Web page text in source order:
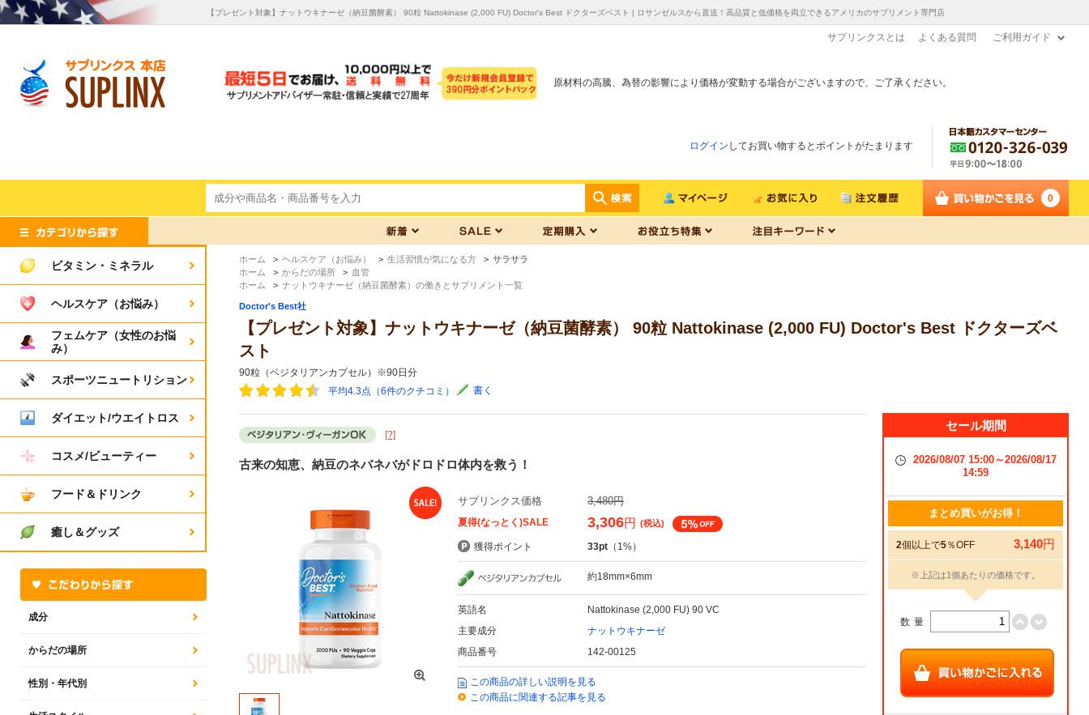
【プレゼント対象】ナットウキナーゼ（納豆菌酵素） 90粒 Nattokinase (2,000 FU) Doctor's Best ドクターズベスト | ロサンゼルスから直送！高品質と低価格を両立できるアメリカのサプリメント専門店
サプリンクスとは よくある質問 ご利用ガイド
原材料の高騰、為替の影響により価格が変動する場合がございますので、ご了承ください。
ログイン してお買い物するとポイントがたまります
0
ホーム > ヘルスケア（お悩み） > 生活習慣が気になる方 > サラサラ
ホーム
> からだの場所 > 血管
ホーム
> ナットウキナーゼ（納豆菌酵素）の働きとサプリメント一覧
Doctor's Best社
【プレゼント対象】ナットウキナーゼ（納豆菌酵素） 90粒 Nattokinase (2,000 FU) Doctor's Best ドクターズベ
スト
90粒（ベジタリアンカプセル）※90日分
平均4.3点（6件のクチコミ）
書く
[?]
古来の知恵、納豆のネバネバがドロドロ体内を救う！
サプリンクス価格 3,480円
夏得(なっとく)SALE 3,306円 (税込)
獲得ポイント 33pt （1%）
約18mm×6mm
英語名
Nattokinase (2,000 FU) 90 VC
主要成分
ナットウキナーゼ
商品番号
142-00125
この商品の詳しい説明を見る
この商品に関連する記事を見る
セール期間
2026/08/07 15:00～2026/08/17
14:59
まとめ買いがお得！
2個以上で5％OFF 3,140円
※上記は1個あたりの価格です。
数量
ビタミン・ミネラル
ヘルスケア（お悩み）
フェムケア（女性のお悩
み）
スポーツニュートリション
ダイエット/ウエイトロス
コスメ/ビューティー
フード＆ドリンク
癒し＆グッズ
成分
からだの場所
性別・年代別